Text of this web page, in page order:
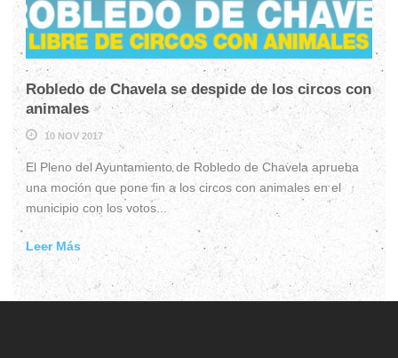
Robledo de Chavela se despide de los circos con
animales
10 NOV 2017
El Pleno del Ayuntamiento de Robledo de Chavela aprueba
una moción que pone fin a los circos con animales en el
municipio con los votos...
Leer Más